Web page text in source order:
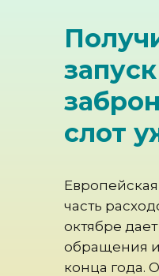
слот
часть
октябре
обращения
конца года.